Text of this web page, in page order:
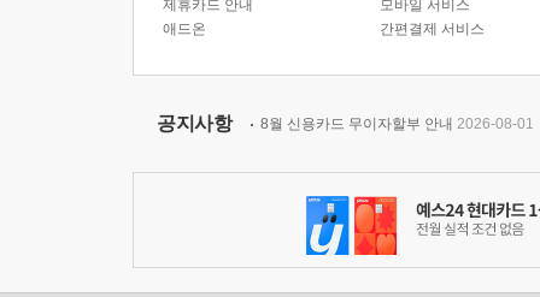
제휴카드 안내
애드온
모바일 서비스
간편결제 서비스
공지사항 8월 신용카드 무이자할부 안내 2026-08-01